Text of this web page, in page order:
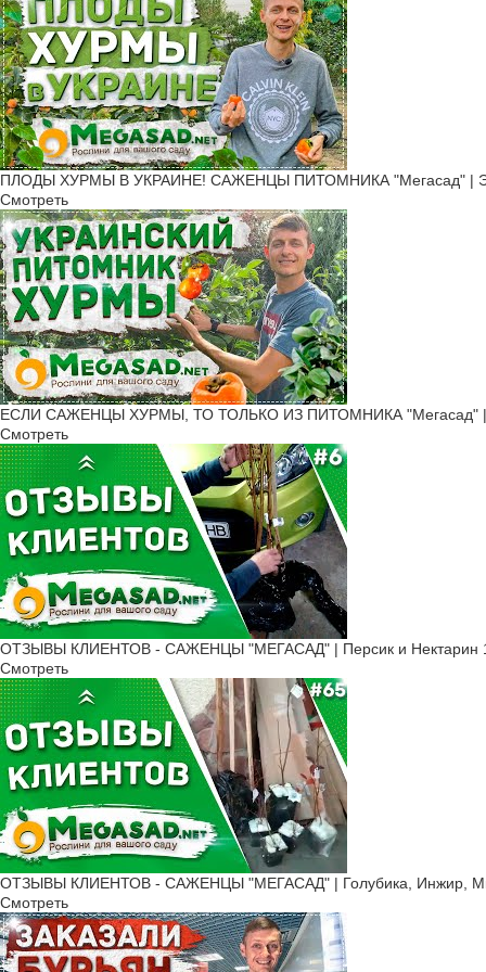
Виды и сорта колоновидных груш
На основные характеристики фруктовых деревьев размер не
ранние;
средние;
поздние сорта.
Груши различаются не только по сроку созревания, и по
небольшие плоды, и очень крупные, от 15 до 20 см длиной.
Аббат Фетель - дерево французской селекции с крупными,
Декора - популярный сорт кисло-сладкой колоновидной
Даликор - поздний сорт крупноплодной колоновидной
Кармен - среднеспелый сорт с сочными, ароматными и
Зеленый дождь - карликовая груша до 2 метров высотой,
подходят для переработки.
Любой сорт колоновидной груши в каталоге - с подробным
саженцы колоновидной груши по индивидуальным требованиям.
Как посадить колоновидную грушу
Как и всем плодовым, груше необходимо солнце. Сажать
такими, чтобы корни располагались свободно, без
удаляют сорняки и хорошо поливают.
Саженец располагают в лунке вертикально, следя, чтобы
сделать его немного глубже земли, и мульчируют соломой,
Уход за колоновидными грушами
Саженцы колоновидной груши хорошо растут на всей
Стандартный уход мало отличается от обычных видов:
Поливы обязательны, особенно для молодых растений в
заморозков.
Внесение удобрений производят 2-3 раза в сезон.
Прополка помогает избавиться от конкурентов за
Обработки средствами защитами. Хотя колоновидные
пренебрегать весенней и осенней обработкой
Саженцы колоновидной груши почтой недорого заказать очень
ПЛОДЫ ХУРМЫ В УКРАИНЕ! САЖЕНЦЫ ПИТОМНИКА "Мегасад" |
Смотреть
ЕСЛИ САЖЕНЦЫ ХУРМЫ, ТО ТОЛЬКО ИЗ ПИТОМНИКА "Мегасад" |
Смотреть
ОТЗЫВЫ КЛИЕНТОВ - САЖЕНЦЫ "МЕГАСАД" | Персик и Нектарин
Смотреть
ОТЗЫВЫ КЛИЕНТОВ - САЖЕНЦЫ "МЕГАСАД" | Голубика, Инжир,
Смотреть